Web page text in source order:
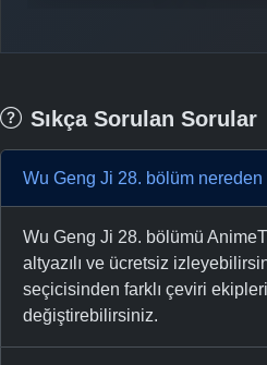
Sıkça Sorulan Sorular
Wu Geng Ji 28. bölüm
Wu Geng Ji 28. bölümü
altyazılı ve ücretsiz
seçicisinden farklı çeviri
değiştirebilirsiniz.